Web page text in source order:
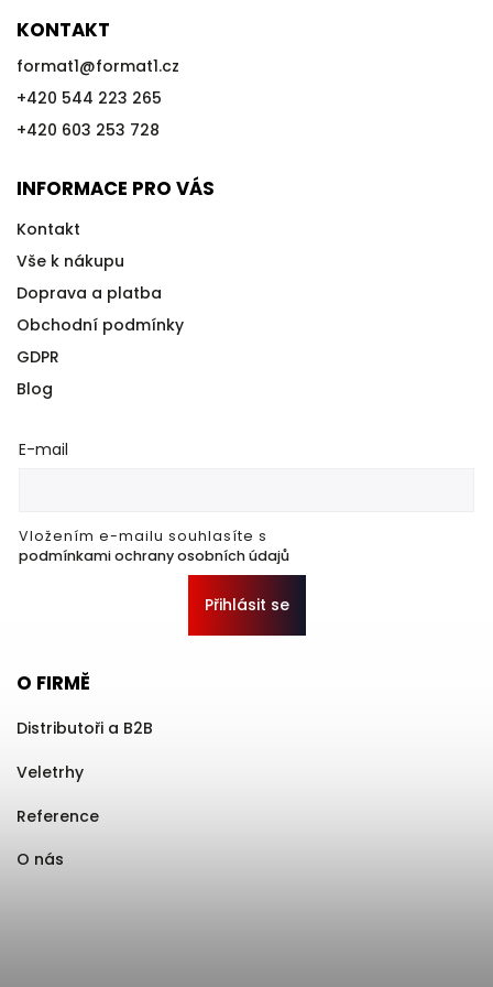
KONTAKT
format1@format1.cz
+420 544 223 265
+420 603 253 728
INFORMACE PRO VÁS
Kontakt
Vše k nákupu
Doprava a platba
Obchodní podmínky
GDPR
Blog
E-mail
Vložením e-mailu souhlasíte s
podmínkami ochrany osobních údajů
Přihlásit se
O FIRMĚ
Distributoři a B2B
Veletrhy
Reference
O nás